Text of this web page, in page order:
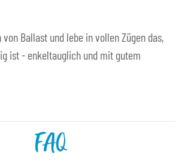
Ballast und lebe in vollen Zügen das,
ist - enkeltauglich und mit gutem
FAQ